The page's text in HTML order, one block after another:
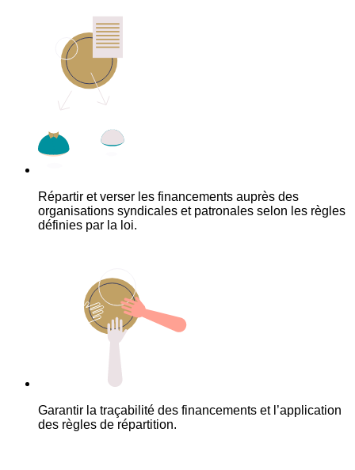
Répartir et verser les financements auprès des
organisations syndicales et patronales selon les règles
définies par la loi.
Garantir la traçabilité des financements et l’application
des règles de répartition.